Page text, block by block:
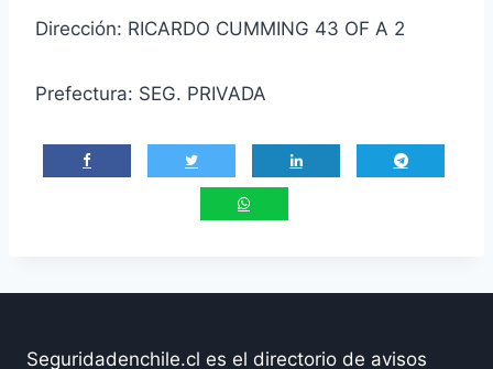
Dirección: RICARDO CUMMING 43 OF A 2
Prefectura: SEG. PRIVADA
Seguridadenchile.cl es el directorio de avisos